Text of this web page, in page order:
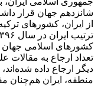
شانزدهم جهان قرار
از ایران، کشورهای
کشورهای اسلامی جهان
تعداد ارجاع به
دیگر ارجاع داده
منطقه، ایران هم‌چنان